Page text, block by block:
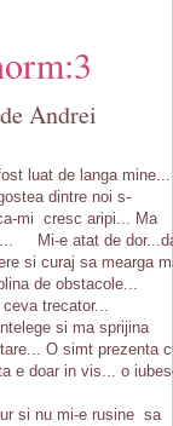
Andrei
luat de langa mine...
dintre noi s-
mi cresc aripi... Ma
Mi-e atat de
si curaj sa mearga
de obstacole...
trecator...
si ma sprijina
O simt prezenta
e doar in vis... o
si nu mi-e rusine sa